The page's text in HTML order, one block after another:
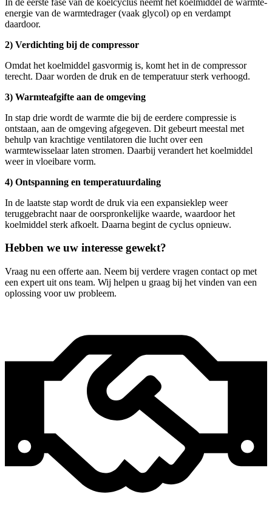
energie van de warmtedrager (vaak glycol) op en verdampt
daardoor.
2) Verdichting bij de compressor
Omdat het koelmiddel gasvormig is, komt het in de compressor
terecht. Daar worden de druk en de temperatuur sterk verhoogd.
3) Warmteafgifte aan de omgeving
In stap drie wordt de warmte die bij de eerdere compressie is
ontstaan, aan de omgeving afgegeven. Dit gebeurt meestal met
behulp van krachtige ventilatoren die lucht over een
warmtewisselaar laten stromen. Daarbij verandert het koelmiddel
weer in vloeibare vorm.
4) Ontspanning en temperatuurdaling
In de laatste stap wordt de druk via een expansieklep weer
teruggebracht naar de oorspronkelijke waarde, waardoor het
koelmiddel sterk afkoelt. Daarna begint de cyclus opnieuw.
Hebben we uw interesse gewekt?
Vraag nu een offerte aan. Neem bij verdere vragen contact op met
een expert uit ons team. Wij helpen u graag bij het vinden van een
oplossing voor uw probleem.